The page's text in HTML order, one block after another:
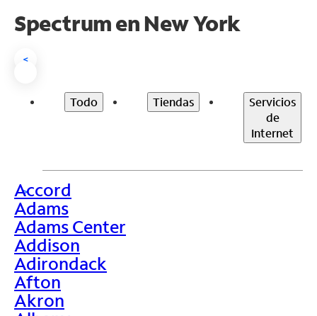
Spectrum en New York
<
Todo Tiendas
Servicios
de
Internet
>
Accord
Adams
Adams Center
Addison
Adirondack
Afton
Akron